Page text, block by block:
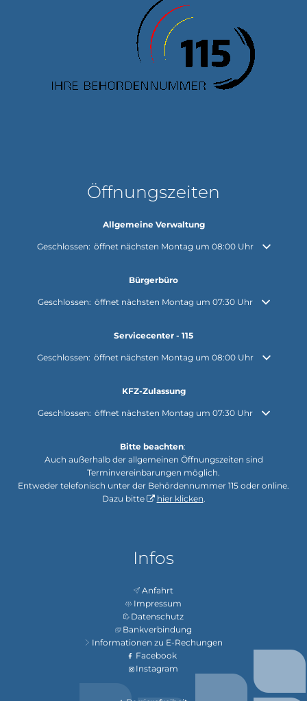
Öffnungszeiten
Allgemeine Verwaltung
Klicken, um weitere Öffnungs- oder Schließzeiten auszublenden
Geschlossen: öffnet nächsten Montag um 08:00 Uhr
Bürgerbüro
Klicken, um weitere Öffnungs- oder Schließzeiten auszublenden
Geschlossen: öffnet nächsten Montag um 07:30 Uhr
Servicecenter - 115
Klicken, um weitere Öffnungs- oder Schließzeiten auszublenden
Geschlossen: öffnet nächsten Montag um 08:00 Uhr
KFZ-Zulassung
Klicken, um weitere Öffnungs- oder Schließzeiten auszublenden
Geschlossen: öffnet nächsten Montag um 07:30 Uhr
Bitte beachten:
Auch außerhalb der allgemeinen Öffnungszeiten sind
Terminvereinbarungen möglich.
Entweder telefonisch unter der Behördennummer 115 oder online.
Dazu bitte
hier klicken.
Infos
Anfahrt
Impressum
Datenschutz
Bankverbindung
Informationen zu E-Rechungen
Facebook
Instagram